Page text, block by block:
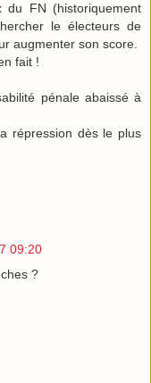
FN (historiquement
le électeurs de
augmenter son score.
fait !
pénale abaissé à
répression dès le plus
09:20
?